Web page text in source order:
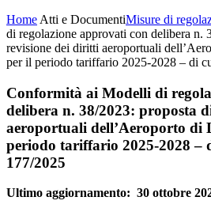
Home Atti e DocumentiMisure di
di regolazione approvati con delibera n.
revisione dei diritti aeroportuali
per il periodo tariffario 2025-2028 – di
Conformità ai Modelli di
delibera n. 38/2023: proposta
aeroportuali dell’Aeroporto di
periodo tariffario 2025-2028 –
177/2025
Ultimo aggiornamento: 30 ottobre